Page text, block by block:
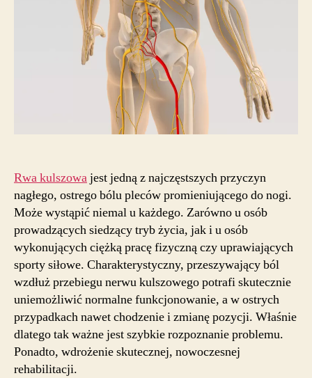
metody
rehabilitacji
Rwa kulszowajest jedną z najczęstszych przyczyn
nagłego, ostrego bólu pleców promieniującego do nogi.
Może wystąpić niemal u każdego. Zarówno u osób
prowadzących siedzący tryb życia, jak i u osób
wykonujących ciężką pracę fizyczną czy uprawiających
sporty siłowe. Charakterystyczny, przeszywający ból
wzdłuż przebiegu nerwu kulszowego potrafi skutecznie
uniemożliwić normalne funkcjonowanie, a w ostrych
przypadkach nawet chodzenie i zmianę pozycji. Właśnie
dlatego tak ważne jest szybkie rozpoznanie problemu.
Ponadto, wdrożenie skutecznej, nowoczesnej
rehabilitacji.